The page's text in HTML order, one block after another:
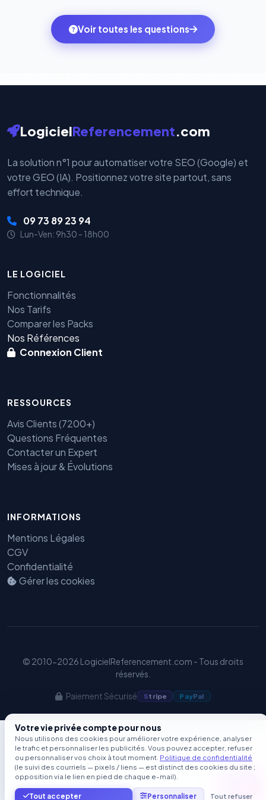
ambitions du moment — sans perdre vos données ni
votre historique.
monde. Vos données bancaires ne transitent jamais
par nos serveurs — elles sont gérées directement et
Voir toutes les questions
LogicielReferencement.com
La solution n°1 pour automatiser votre SEO (Google) et
votre GEO (IA). Positionnez votre site partout, sans
effort technique.
09 73 89 23 94
Lun-Ven: 9h30 - 18h00
LE LOGICIEL
Fonctionnalités
Nos Tarifs
Comparer les Packs
Nos Références
Connexion Client
RESSOURCES
Avis Clients (7200+)
Questions Fréquentes
Contacter un Expert
Mises à jour & Évolutions
INFORMATIONS
Mentions Légales
CGV
Confidentialité
Gérer les cookies
© 2010-2026 LogicielReferencement.com - Tous droits
réservés.
Paiement Sécurisé Stripe PayPal
Votre vie privée compte pour nous
Nous utilisons des cookies pour améliorer votre expérience, analyser
le trafic et personnaliser les publicités. Vous pouvez accepter, refuser
ou personnaliser vos choix à tout moment. Politique de confidentialité
(le suivi des courriels — pixels / liens — est distinct des cookies du site ;
opposition via le lien en pied de chaque e-mail).
Tout accepter Personnaliser Tout refuser